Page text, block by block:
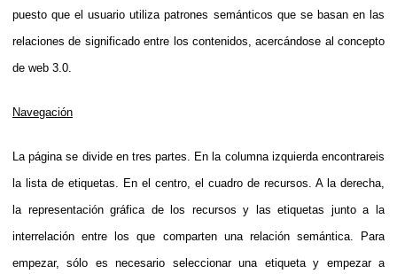
puesto que el usuario utiliza patrones semánticos que se basan en las
relaciones de significado entre los contenidos, acercándose al concepto
de web 3.0.
Navegación
La página se divide en tres partes. En la columna izquierda encontrareis
la lista de etiquetas. En el centro, el cuadro de recursos. A la derecha,
la representación gráfica de los recursos y las etiquetas junto a la
interrelación entre los que comparten una relación semántica. Para
empezar, sólo es necesario seleccionar una etiqueta y empezar a